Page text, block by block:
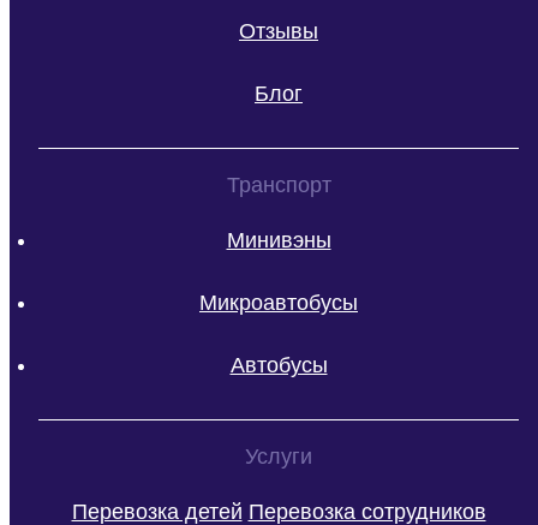
Отзывы
Блог
Транспорт
Минивэны
Микроавтобусы
Автобусы
Услуги
Перевозка детей Перевозка сотрудников